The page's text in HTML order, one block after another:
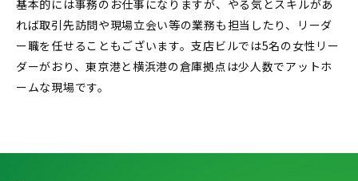
基本的には事務のお仕事になりますが、やる気とスキルがあ
れば取引先訪問や現場立会い等の業務も担当したり、リーダ
ー職を任せることもございます。支店ビルでは5名の女性リー
ダーがおり、東京港と横浜港の倉庫拠点は少人数でアットホ
ームな現場です。